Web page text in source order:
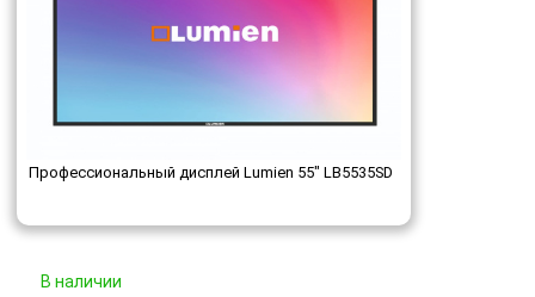
Профессиональный дисплей Lumien 55" LB5535SD
В наличии